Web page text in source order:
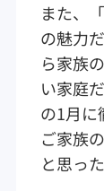
また、
の魅力
ら家族
い家庭
の1月に
ご家族
と思っ